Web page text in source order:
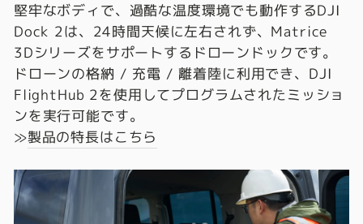
堅牢なボディで、過酷な温度環境でも動作するDJI
Dock 2は、24時間天候に左右されず、Matrice
3Dシリーズをサポートするドローンドックです。
ドローンの格納 / 充電 / 離着陸に利用でき、DJI
FlightHub 2を使用してプログラムされたミッショ
ンを実行可能です。
≫製品の特長はこちら